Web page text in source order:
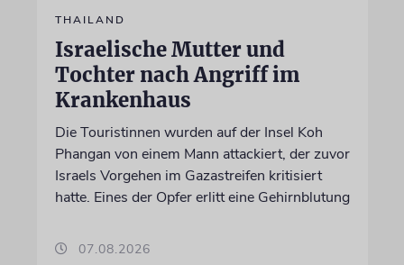
THAILAND
Israelische Mutter und
Tochter nach Angriff im
Krankenhaus
Die Touristinnen wurden auf der Insel Koh
Phangan von einem Mann attackiert, der zuvor
Israels Vorgehen im Gazastreifen kritisiert
hatte. Eines der Opfer erlitt eine Gehirnblutung
07.08.2026